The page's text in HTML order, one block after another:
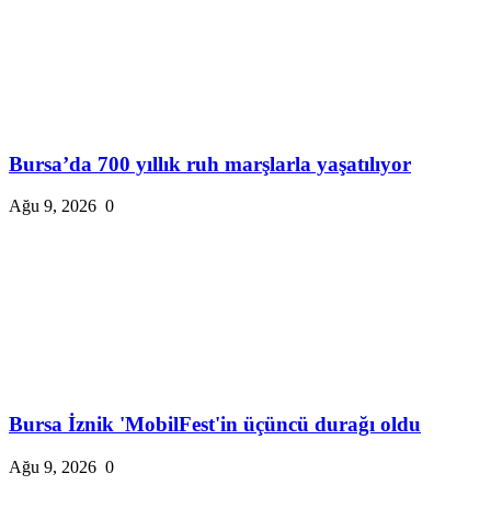
Bursa’da 700 yıllık ruh marşlarla yaşatılıyor
Ağu 9, 2026 0
Bursa İznik 'MobilFest'in üçüncü durağı oldu
Ağu 9, 2026 0